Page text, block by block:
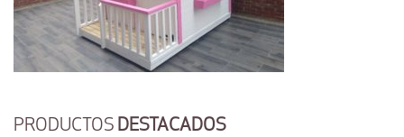
PRODUCTOS DESTACADOS